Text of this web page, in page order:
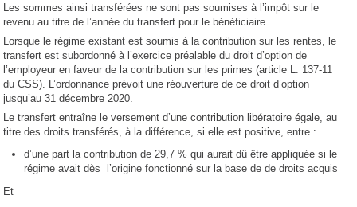
Les sommes ainsi transférées ne sont pas soumises à l’impôt sur le
revenu au titre de l’année du transfert pour le bénéficiaire.
Lorsque le régime existant est soumis à la contribution sur les rentes, le
transfert est subordonné à l’exercice préalable du droit d’option de
l’employeur en faveur de la contribution sur les primes (article L. 137-11
du CSS). L’ordonnance prévoit une réouverture de ce droit d’option
jusqu’au 31 décembre 2020.
Le transfert entraîne le versement d’une contribution libératoire égale, au
titre des droits transférés, à la différence, si elle est positive, entre :
d’une part la contribution de 29,7 % qui aurait dû être appliquée si le
régime avait dès l’origine fonctionné sur la base de de droits acquis
Et